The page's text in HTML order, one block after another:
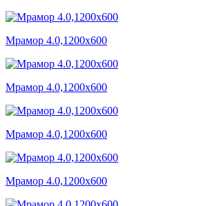
Мрамор 4.0,1200x600
Мрамор 4.0,1200x600
Мрамор 4.0,1200x600
Мрамор 4.0,1200x600